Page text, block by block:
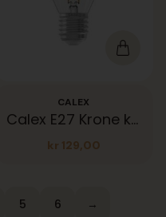
CALEX
Calex E27 Krone klar 250lm 3,5W 2700K
kr 129,00
5 6 →